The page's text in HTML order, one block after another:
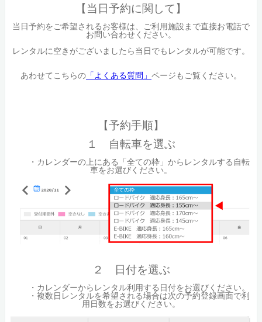
【当日予約に関して】
当日予約をご希望されるお客様は、ご利用施設まで直接お電話で
お問い合わせください。
レンタルに空きがございましたら当日でもレンタルが可能です。
あわせてこちらの 「よくある質問」 ページもご覧ください。
【予約手順】
１ 自転車を選ぶ
・カレンダーの上にある「全ての枠」からレンタルする自転
車をお選びください。
２ 日付を選ぶ
・カレンダーからレンタル利用する日付をお選びください。
・複数日レンタルを希望される場合は次の予約登録画面で利
用日数をお選びください。